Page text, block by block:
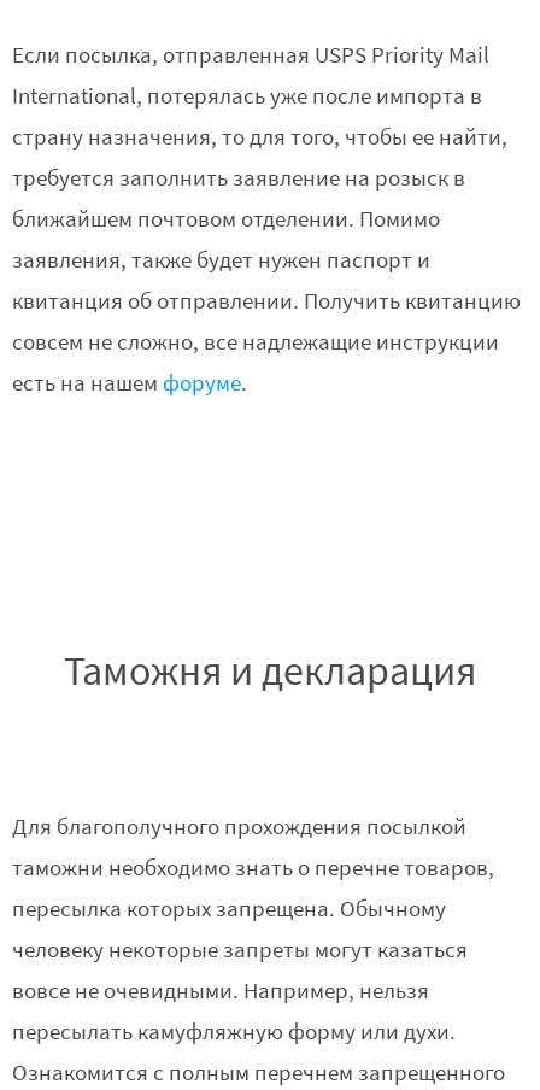
Если посылка, отправленная USPS Priority Mail
International, потерялась уже после импорта в
страну назначения, то для того, чтобы ее найти,
требуется заполнить заявление на розыск в
ближайшем почтовом отделении. Помимо
заявления, также будет нужен паспорт и
квитанция об отправлении. Получить квитанцию
совсем не сложно, все надлежащие инструкции
есть на нашем форуме.
Таможня и декларация
Для благополучного прохождения посылкой
таможни необходимо знать о перечне товаров,
пересылка которых запрещена. Обычному
человеку некоторые запреты могут казаться
вовсе не очевидными. Например, нельзя
пересылать камуфляжную форму или духи.
Ознакомится с полным перечнем запрещенного